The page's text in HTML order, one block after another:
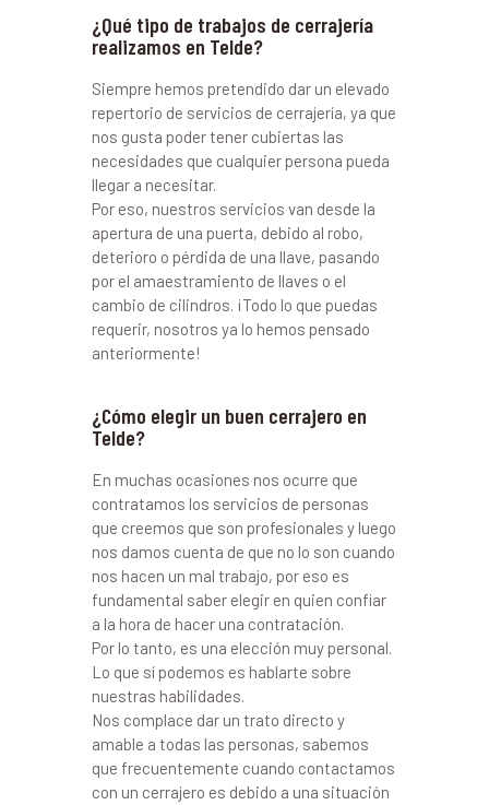
¿Qué tipo de trabajos de cerrajería
realizamos en Telde?
Siempre hemos pretendido dar un elevado
repertorio de servicios de cerrajería, ya que
nos gusta poder tener cubiertas las
necesidades que cualquier persona pueda
llegar a necesitar.
Por eso, nuestros servicios van desde la
apertura de una puerta, debido al robo,
deterioro o pérdida de una llave, pasando
por el amaestramiento de llaves o el
cambio de cilindros. ¡Todo lo que puedas
requerir, nosotros ya lo hemos pensado
anteriormente!
¿Cómo elegir un buen cerrajero en
Telde?
En muchas ocasiones nos ocurre que
contratamos los servicios de personas
que creemos que son profesionales y luego
nos damos cuenta de que no lo son cuando
nos hacen un mal trabajo, por eso es
fundamental saber elegir en quien confiar
a la hora de hacer una contratación.
Por lo tanto, es una elección muy personal.
Lo que sí podemos es hablarte sobre
nuestras habilidades.
Nos complace dar un trato directo y
amable a todas las personas, sabemos
que frecuentemente cuando contactamos
con un cerrajero es debido a una situación